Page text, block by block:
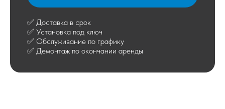
✅ Доставка в срок
✅ Установка под ключ
✅ Обслуживание по графику
✅ Демонтаж по окончании аренды